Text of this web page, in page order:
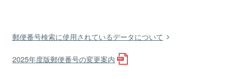
郵便番号検索に使用されているデータについて
2025年度版郵便番号の変更案内